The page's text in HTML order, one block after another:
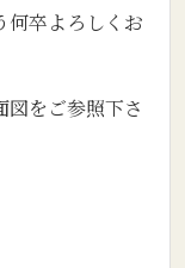
何卒よろしくお
をご参照下さ